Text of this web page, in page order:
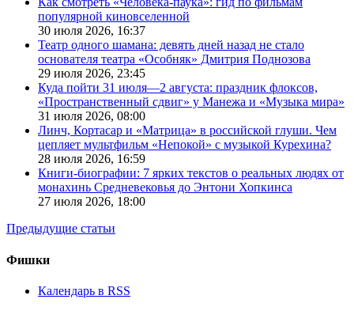
популярной киновселенной
30 июля 2026, 16:37
Театр одного шамана: девять дней назад не стало
основателя театра «Особняк» Дмитрия Поднозова
29 июля 2026, 23:45
Куда пойти 31 июля—2 августа: праздник флоксов,
«Пространственный сдвиг» у Манежа и «Музыка мира»
31 июля 2026, 08:00
Линч, Кортасар и «Матрица» в российской глуши. Чем
цепляет мультфильм «Непокой» с музыкой Курехина?
28 июля 2026, 16:59
Книги-биографии: 7 ярких текстов о реальных людях от
монахинь Средневековья до Энтони Хопкинса
27 июля 2026, 18:00
Предыдущие статьи
Фишки
Календарь в RSS